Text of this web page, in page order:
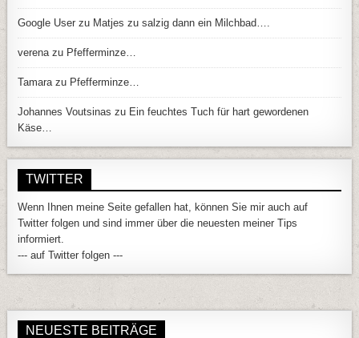
Google User zu Matjes zu salzig dann ein Milchbad….
verenazu Pfefferminze…
Tamarazu Pfefferminze…
Johannes Voutsinas zu Ein feuchtes Tuch für hart gewordenen
Käse…
TWITTER
Wenn Ihnen meine Seite gefallen hat, können Sie mir auch auf
Twitter folgen und sind immer über die neuesten meiner Tips
informiert.
--- auf Twitter folgen ---
NEUESTE BEITRÄGE